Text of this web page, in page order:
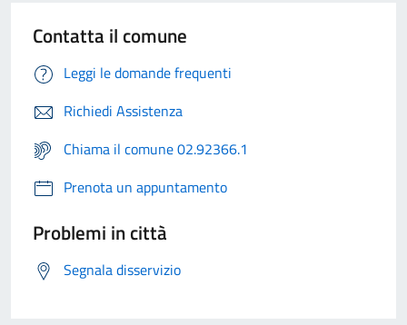
Contatta il comune
Leggi le domande frequenti
Richiedi Assistenza
Chiama il comune 02.92366.1
Prenota un appuntamento
Problemi in città
Segnala disservizio